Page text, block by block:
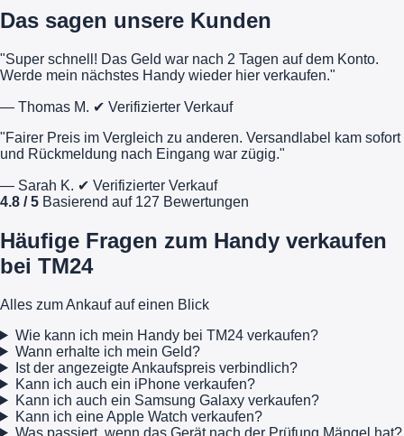
Das sagen unsere Kunden
"Super schnell! Das Geld war nach 2 Tagen auf dem Konto.
Werde mein nächstes Handy wieder hier verkaufen."
— Thomas M. ✔ Verifizierter Verkauf
"Fairer Preis im Vergleich zu anderen. Versandlabel kam sofort
und Rückmeldung nach Eingang war zügig."
— Sarah K. ✔ Verifizierter Verkauf
4.8 / 5 Basierend auf 127 Bewertungen
Häufige Fragen zum Handy verkaufen
bei TM24
Alles zum Ankauf auf einen Blick
Wie kann ich mein Handy bei TM24 verkaufen?
Wann erhalte ich mein Geld?
Ist der angezeigte Ankaufspreis verbindlich?
Kann ich auch ein iPhone verkaufen?
Kann ich auch ein Samsung Galaxy verkaufen?
Kann ich eine Apple Watch verkaufen?
Was passiert, wenn das Gerät nach der Prüfung Mängel hat?